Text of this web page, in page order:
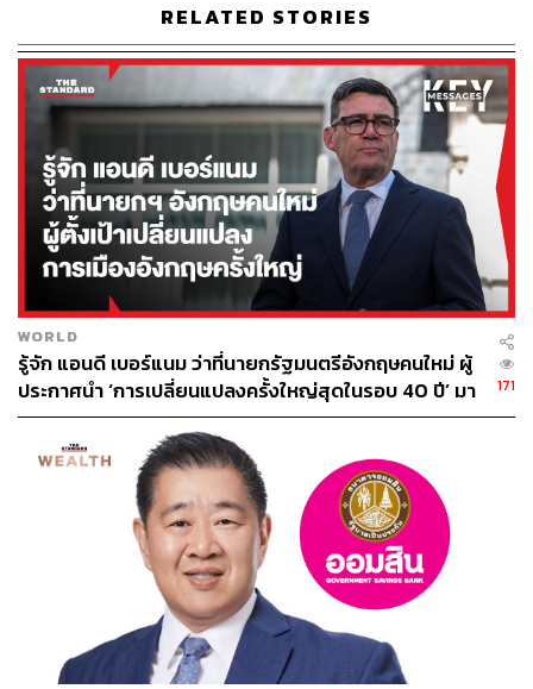
แนวคิดการแพทย์สมัยใหม่ของสังคมไทยในช่วงศตวรรษที่
19 จนถึงปัจจุบัน
ในบันทึกของเจ้าพระยาทิพากรวงศ์ได้บันทึกถึงเหตุการณ์เมื่อ
ครั้งเกิดการระบาดของอหิวาตกโรคในสมัยรัชกาลที่ 2 ซึ่งใน
ยุคนั้นมักจะเรียกว่า โรคห่า ซึ่งเอาเข้าจริงแล้วคำว่า ‘โรคห่า’
ไม่ได้หมายถึงอหิวาตกโรคเท่านั้น คำว่า ‘ห่ากินเมือง’ หรือ
‘โรคห่า’ นั้นหมายถึงการเกิดโรคระบาดที่ทำให้ผู้คนล้มป่วย
ล้มตายเป็นจำนวนมาก โดยไม่ได้เฉพาะเจาะจงมาเป็นโรค
ประเภทใด
ในบันทึกกล่าวว่า สมัยรัชกาลที่ 2 อหิวาตกโรคได้ระบาดขึ้น
เมื่อปีมะโรง พ.ศ. 2363 ตรงกับการระบาดทั่วโลกครั้งแรก
โดยระบาดมากอยู่ราว 2 สัปดาห์ จนทำให้ผู้คนล้มตายกันจน
เผาไม่ทัน ศพที่ป่าช้าตามวัดสระเกศ วัดบางลาภ วัด
บพิตรพิมุข วัดปทุมคงคา และวัดอื่นๆ ก่ายกันเหมือนกองฟืน
จนกลายเป็นตำนาน ‘แร้งวัดสระเกศ เปรตวัดสุทัศน์’
ในเหตุการณ์ครั้งนั้น รัชกาลที่ 2 โปรดเกล้าฯ ให้จัดพระราช
พิธีที่เรียกกันว่า ‘พิธีอาพาธพินาศ’ ขึ้นในวันจันทร์ เดือนเจ็ด
ขึ้น 11 ค่ำ ให้ยิงปืนใหญ่รอบพระนครคืนยันรุ่ง แล้วอันเชิญ
พระแก้วมรกตและพระบรมธาตุทั้งพระราชาคณะออกแห่
โปรยทรายประพรมน้ำมนต์พระปริตทั้งทางบกทางเรือ
RELATED STORIES
WORLD
รู้จัก แอนดี เบอร์แนม ว่าที่นายกรัฐมนตรีอังกฤษคนใหม่ ผู้
ประกาศนำ ‘การเปลี่ยนแปลงครั้งใหญ่สุดในรอบ 40 ปี’ มา
สู่การเมืองอังกฤษ
171